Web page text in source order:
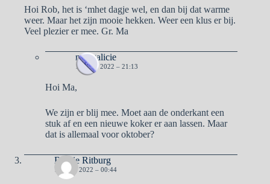
Hoi Rob, het is ‘mhet dagje wel, en dan bij dat warme
weer. Maar het zijn mooie hekken. Weer een klus er bij.
Veel plezier er mee. Gr. Ma
naargalicie
18 JULI 2022 – 21:13
Hoi Ma,
We zijn er blij mee. Moet aan de onderkant een
stuk af en een nieuwe koker er aan lassen. Maar
dat is allemaal voor oktober?
Biddie Ritburg
19 JULI 2022 – 00:44